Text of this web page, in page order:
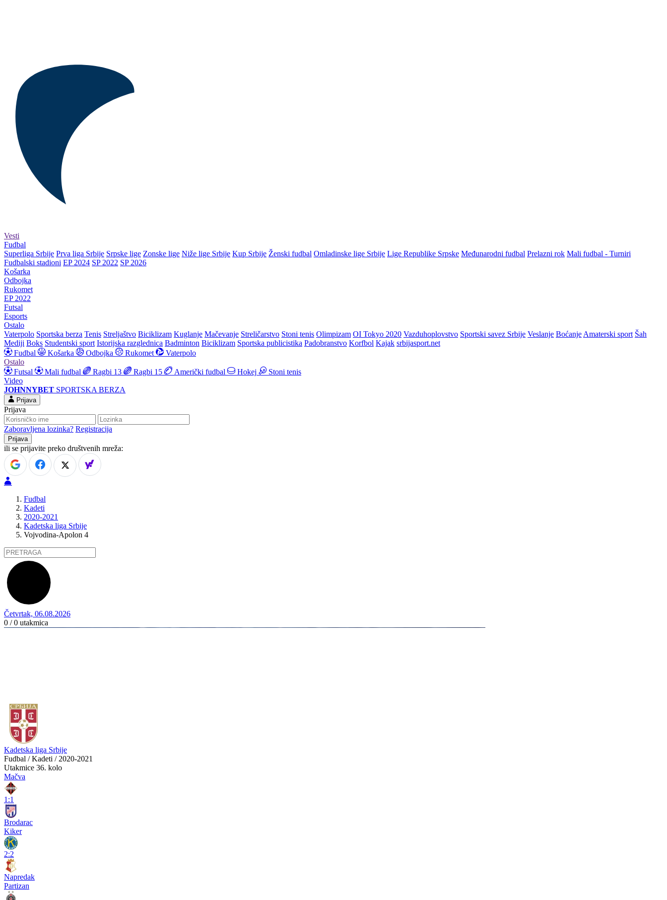
Vesti
Fudbal
Superliga Srbije Prva liga Srbije Srpske lige Zonske lige Niže lige Srbije Kup Srbije Ženski fudbal Omladinske lige Srbije Lige Republike Srpske Međunarodni fudbal Prelazni rok Mali fudbal - Turniri
Fudbalski stadioni EP 2024 SP 2022 SP 2026
Košarka
Odbojka
Rukomet
EP 2022
Futsal
Esports
Ostalo
Vaterpolo Sportska berza Tenis Streljaštvo Biciklizam Kuglanje Mačevanje Streličarstvo Stoni tenis Olimpizam OI Tokyo 2020 Vazduhoplovstvo Sportski savez Srbije Veslanje Boćanje Amaterski sport Šah
Mediji Boks Studentski sport Istorijska razglednica Badminton Biciklizam Sportska publicistika Padobranstvo Korfbol Kajak srbijasport.net
Fudbal
Košarka Odbojka Rukomet
Vaterpolo
Ostalo
Futsal
Mali fudbal Ragbi 13 Ragbi 15 Američki fudbal Hokej
Stoni tenis
Video
JOHNNYBET SPORTSKA BERZA
Prijava
Prijava
Zaboravljena lozinka? Registracija
ili se prijavite preko društvenih mreža:
Fudbal
Kadeti
2020-2021
Kadetska liga Srbije
Vojvodina-Apolon 4
Četvrtak, 06.08.2026
0 / 0 utakmica
Kadetska liga Srbije
Fudbal / Kadeti / 2020-2021
Utakmice 36. kolo
Mačva
1:1
Brodarac
Kiker
2:2
Napredak
Partizan